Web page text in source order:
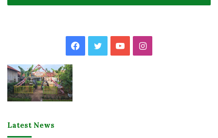
Facebook
TwitterYouTubeInstagram
Latest News